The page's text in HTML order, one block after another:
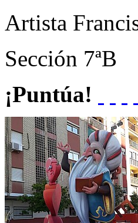
Artista
Sección 7ªB
¡Puntúa!